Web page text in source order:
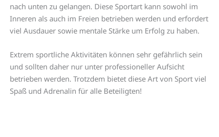
nach unten zu gelangen. Diese Sportart kann sowohl im
Inneren als auch im Freien betrieben werden und erfordert
viel Ausdauer sowie mentale Stärke um Erfolg zu haben.
Extrem sportliche Aktivitäten können sehr gefährlich sein
und sollten daher nur unter professioneller Aufsicht
betrieben werden. Trotzdem bietet diese Art von Sport viel
Spaß und Adrenalin für alle Beteiligten!